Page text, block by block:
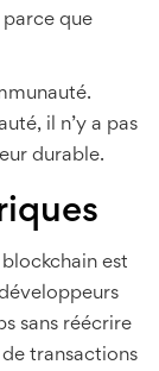
parce que
il n’y a pas
durable.
est
sans réécrire
transactions